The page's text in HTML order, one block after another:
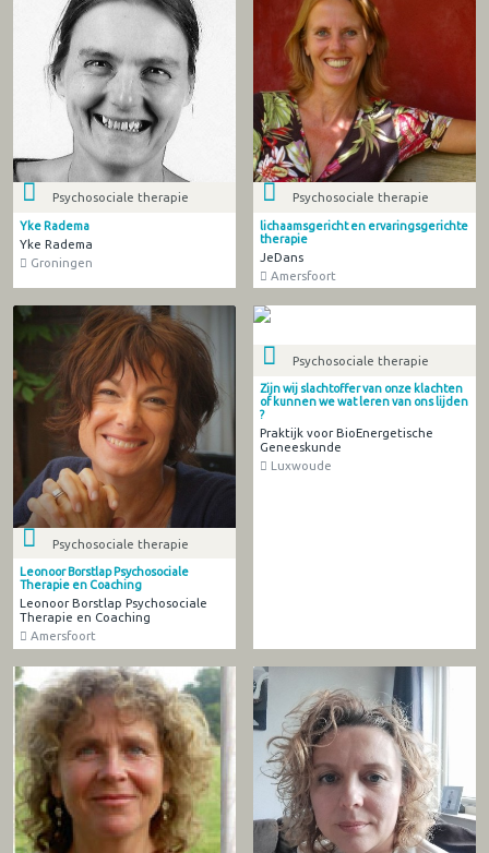
Psychosociale therapie
Yke Radema
Yke Radema
Groningen
Psychosociale therapie
lichaamsgericht en ervaringsgerichte
therapie
JeDans
Amersfoort
Psychosociale therapie
Leonoor Borstlap Psychosociale
Therapie en Coaching
Leonoor Borstlap Psychosociale
Therapie en Coaching
Amersfoort
Psychosociale therapie
Zijn wij slachtoffer van onze klachten
of kunnen we wat leren van ons lijden
?
Praktijk voor BioEnergetische
Geneeskunde
Luxwoude